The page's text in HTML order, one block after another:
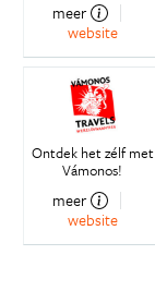
meer
website
Ontdek het zélf met
Vámonos!
meer
website